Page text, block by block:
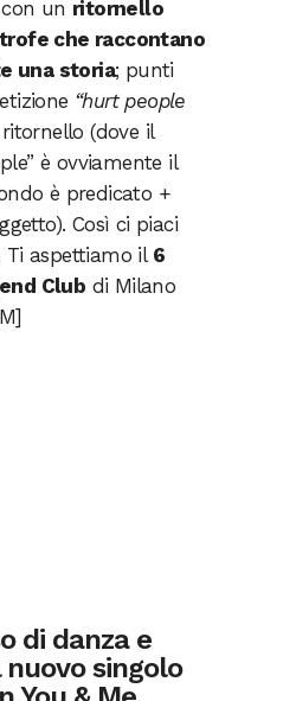
con un ritornello
che raccontano
una storia; punti
“hurt people
(dove il
è ovviamente il
è predicato +
Così ci piaci
Ti aspettiamo il 6
Club di Milano
di danza e
nuovo singolo